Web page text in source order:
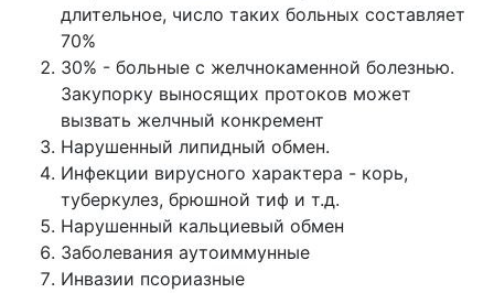
длительное, число таких больных составляет
70%
30% - больные с желчнокаменной болезнью.
Закупорку выносящих протоков может
вызвать желчный конкремент
Нарушенный липидный обмен.
Инфекции вирусного характера - корь,
туберкулез, брюшной тиф и т.д.
Нарушенный кальциевый обмен
Заболевания аутоиммунные
Инвазии псориазные